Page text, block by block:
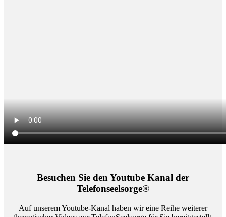
Besuchen Sie den Youtube Kanal der
Telefonseelsorge®
Auf unserem Youtube-Kanal haben wir eine Reihe weiterer